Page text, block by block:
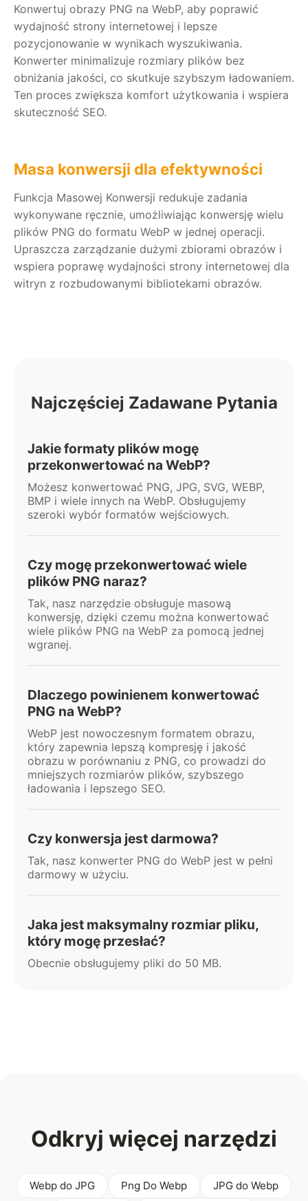
Konwertuj obrazy PNG na WebP, aby poprawić
wydajność strony internetowej i lepsze
pozycjonowanie w wynikach wyszukiwania.
Konwerter minimalizuje rozmiary plików bez
obniżania jakości, co skutkuje szybszym ładowaniem.
Ten proces zwiększa komfort użytkowania i wspiera
skuteczność SEO.
Masa konwersji dla efektywności
Funkcja Masowej Konwersji redukuje zadania
wykonywane ręcznie, umożliwiając konwersję wielu
plików PNG do formatu WebP w jednej operacji.
Upraszcza zarządzanie dużymi zbiorami obrazów i
wspiera poprawę wydajności strony internetowej dla
witryn z rozbudowanymi bibliotekami obrazów.
Najczęściej Zadawane Pytania
Jakie formaty plików mogę
przekonwertować na WebP?
Możesz konwertować PNG, JPG, SVG, WEBP,
BMP i wiele innych na WebP. Obsługujemy
szeroki wybór formatów wejściowych.
Czy mogę przekonwertować wiele
plików PNG naraz?
Tak, nasz narzędzie obsługuje masową
konwersję, dzięki czemu można konwertować
wiele plików PNG na WebP za pomocą jednej
wgranej.
Dlaczego powinienem konwertować
PNG na WebP?
WebP jest nowoczesnym formatem obrazu,
który zapewnia lepszą kompresję i jakość
obrazu w porównaniu z PNG, co prowadzi do
mniejszych rozmiarów plików, szybszego
ładowania i lepszego SEO.
Czy konwersja jest darmowa?
Tak, nasz konwerter PNG do WebP jest w pełni
darmowy w użyciu.
Jaka jest maksymalny rozmiar pliku,
który mogę przesłać?
Obecnie obsługujemy pliki do 50 MB.
Odkryj więcej narzędzi
Webp do JPG Png Do Webp
JPG do Webp